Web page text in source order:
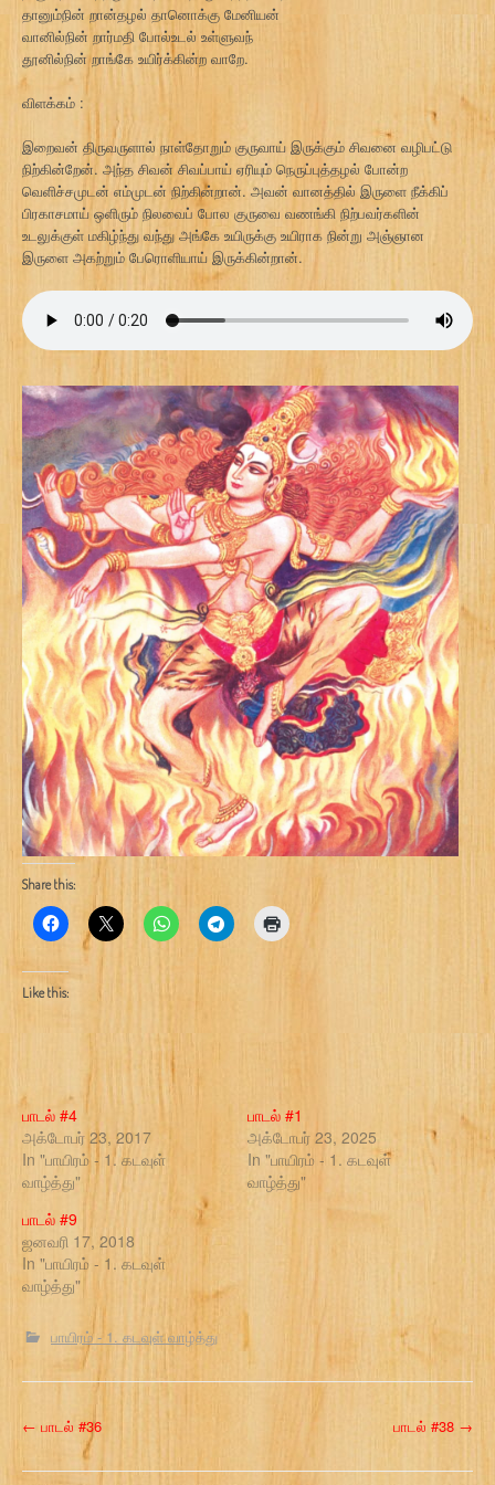
தானும்நின் றான்தழல் தானொக்கு மேனியன்
வானில்நின் றார்மதி போல்உடல் உள்ளுவந்
தூனில்நின் றாங்கே உயிர்க்கின்ற வாறே.
விளக்கம் :
இறைவன் திருவருளால் நாள்தோறும் குருவாய் இருக்கும் சிவனை வழிபட்டு
நிற்கின்றேன். அந்த சிவன் சிவப்பாய் ஏரியும் நெருப்புத்தழல் போன்ற
வெளிச்சமுடன் எம்முடன் நிற்கின்றான். அவன் வானத்தில் இருளை நீக்கிப்
பிரகாசமாய் ஒளிரும் நிலவைப் போல குருவை வணங்கி நிற்பவர்களின்
உடலுக்குள் மகிழ்ந்து வந்து அங்கே உயிருக்கு உயிராக நின்று அஞ்ஞான
இருளை அகற்றும் பேரொளியாய் இருக்கின்றான்.
Share this:
Like this:
பாடல் #4
அக்டோபர் 23, 2017
In "பாயிரம் - 1. கடவுள்
வாழ்த்து"
பாடல் #1
அக்டோபர் 23, 2025
In "பாயிரம் - 1. கடவுள்
வாழ்த்து"
பாடல் #9
ஜனவரி 17, 2018
In "பாயிரம் - 1. கடவுள்
வாழ்த்து"
பாயிரம் - 1. கடவுள் வாழ்த்து
P
o
← பாடல் #36 பாடல் #38 →